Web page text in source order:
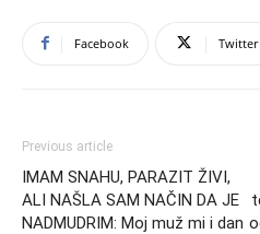
Facebook Twitter
Previous article
IMAM SNAHU, PARAZIT ŽIVI,
ALI NAŠLA SAM NAČIN DA JE
NADMUDRIM: Moj muž mi i dan